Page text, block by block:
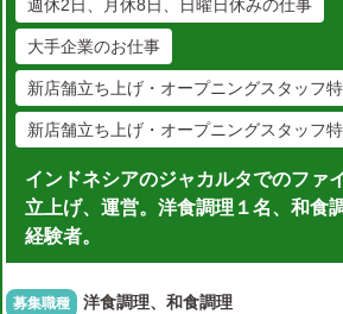
週休2日、月休8日、日曜日休みの仕事
大手企業のお仕事
新店舗立ち上げ・オープニングスタッフ
新店舗立ち上げ・オープニングスタッフ
インドネシアのジャカルタでのファ
立上げ、運営。洋食調理１名、和食
経験者。
募集職種 洋食調理、和食調理